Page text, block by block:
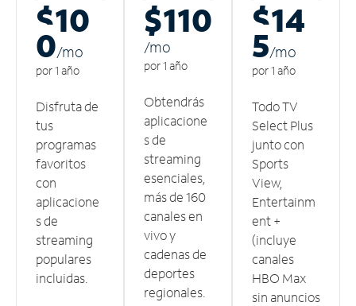
$10
0/mo
por 1 año
Disfruta de
tus
programas
favoritos
con
aplicacione
s de
streaming
populares
incluidas.
$110
/mo
por 1 año
Obtendrás
aplicacione
s de
streaming
esenciales,
más de 160
canales en
vivo y
cadenas de
deportes
regionales.
$14
5/mo
por 1 año
Todo TV
Select Plus
junto con
Sports
View,
Entertainm
ent +
(incluye
canales
HBO Max
sin anuncios